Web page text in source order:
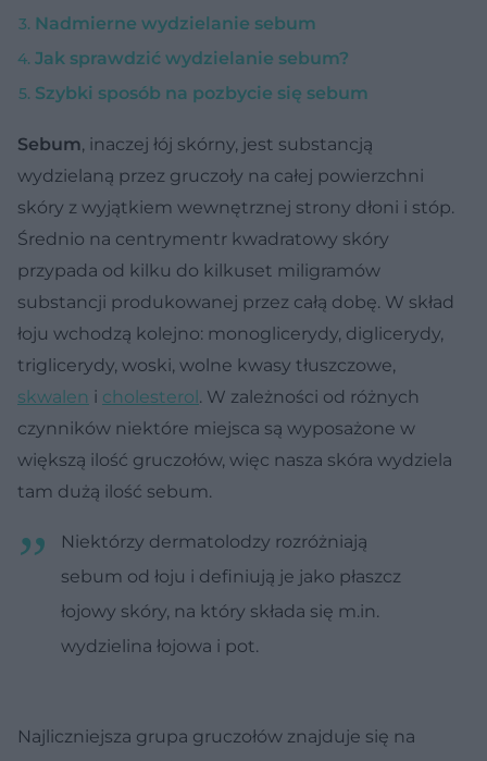
Nadmierne wydzielanie sebum
Jak sprawdzić wydzielanie sebum?
Szybki sposób na pozbycie się sebum
Sebum, inaczej łój skórny, jest substancją
wydzielaną przez gruczoły na całej powierzchni
skóry z wyjątkiem wewnętrznej strony dłoni i stóp.
Średnio na centrymentr kwadratowy skóry
przypada od kilku do kilkuset miligramów
substancji produkowanej przez całą dobę. W skład
łoju wchodzą kolejno: monoglicerydy, diglicerydy,
triglicerydy, woski, wolne kwasy tłuszczowe,
skwalen i cholesterol. W zależności od różnych
czynników niektóre miejsca są wyposażone w
większą ilość gruczołów, więc nasza skóra wydziela
tam dużą ilość sebum.
Niektórzy dermatolodzy rozróżniają
sebum od łoju i definiują je jako płaszcz
łojowy skóry, na który składa się m.in.
wydzielina łojowa i pot.
Najliczniejsza grupa gruczołów znajduje się na